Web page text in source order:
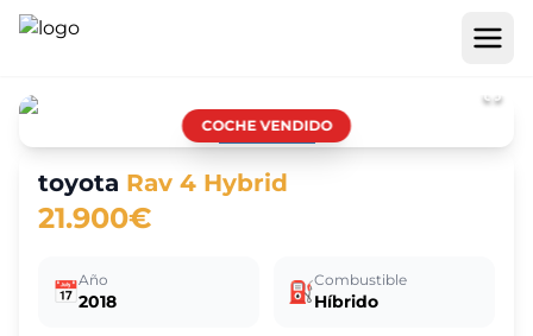
COCHE VENDIDO
toyota Rav 4 Hybrid
21.900€
📅Año
2018 ⛽Combustible
Híbrido